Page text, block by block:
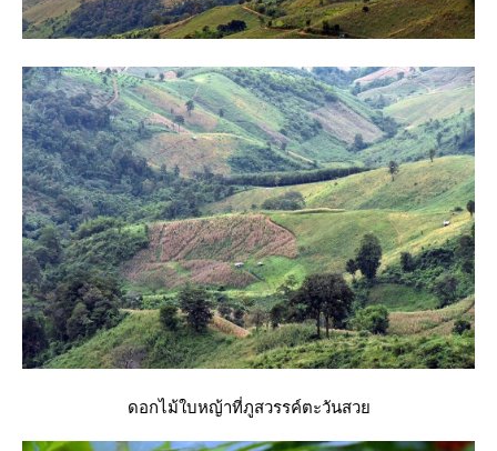
ดอกไม้ใบหญ้าที่ภูสวรรค์ตะวันสว